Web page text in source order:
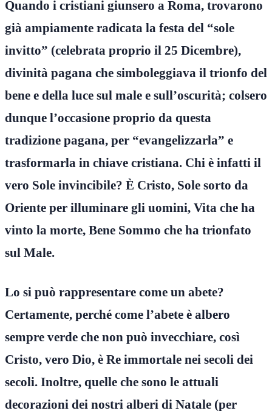
Quando i cristiani giunsero a Roma, trovarono
già ampiamente radicata la festa del “sole
invitto” (celebrata proprio il 25 Dicembre),
divinità pagana che simboleggiava il trionfo del
bene e della luce sul male e sull’oscurità; colsero
dunque l’occasione proprio da questa
tradizione pagana, per “evangelizzarla” e
trasformarla in chiave cristiana. Chi è infatti il
vero Sole invincibile? È Cristo, Sole sorto da
Oriente per illuminare gli uomini, Vita che ha
vinto la morte, Bene Sommo che ha trionfato
sul Male.
Lo si può rappresentare come un abete?
Certamente, perché come l’abete è albero
sempre verde che non può invecchiare, così
Cristo, vero Dio, è Re immortale nei secoli dei
secoli. Inoltre, quelle che sono le attuali
decorazioni dei nostri alberi di Natale (per